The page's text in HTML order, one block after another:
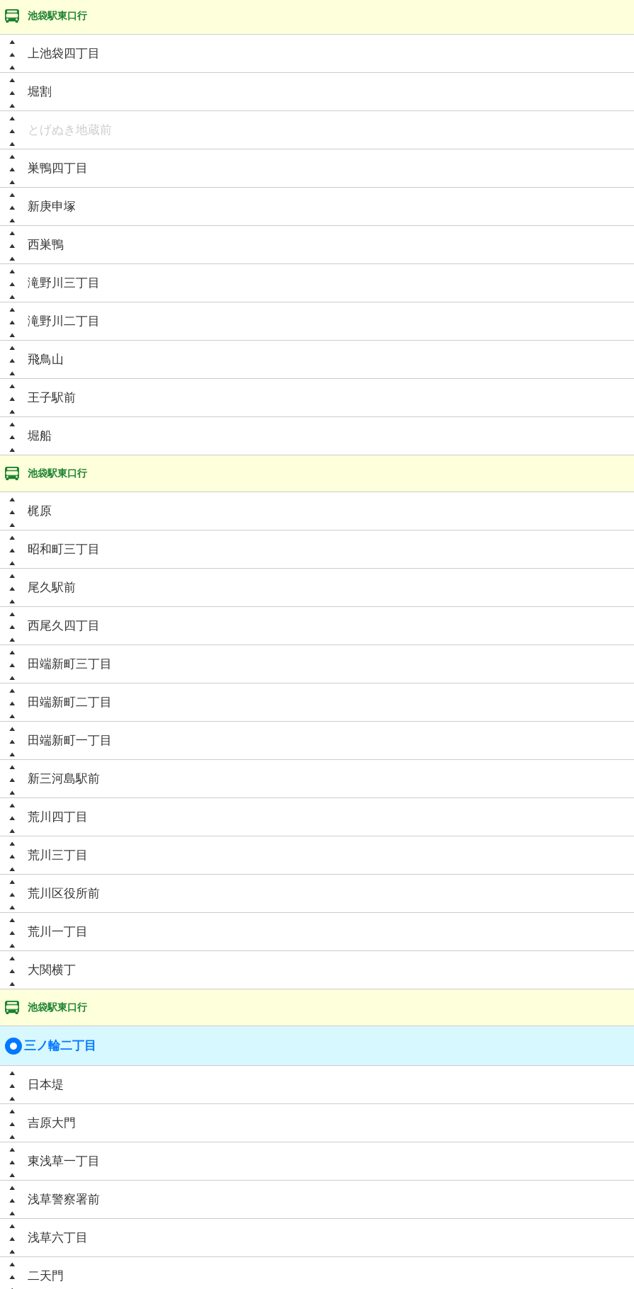
池袋駅東口行
上池袋四丁目
堀割
とげぬき地蔵前
巣鴨四丁目
新庚申塚
西巣鴨
滝野川三丁目
滝野川二丁目
飛鳥山
王子駅前
堀船
池袋駅東口行
梶原
昭和町三丁目
尾久駅前
西尾久四丁目
田端新町三丁目
田端新町二丁目
田端新町一丁目
新三河島駅前
荒川四丁目
荒川三丁目
荒川区役所前
荒川一丁目
大関横丁
池袋駅東口行
三ノ輪二丁目
日本堤
吉原大門
東浅草一丁目
浅草警察署前
浅草六丁目
二天門